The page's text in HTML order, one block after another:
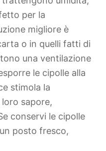
per la
migliore è
o in quelli fatti di
una ventilazione
le cipolle alla
stimola la
sapore,
conservi le cipolle
posto fresco,